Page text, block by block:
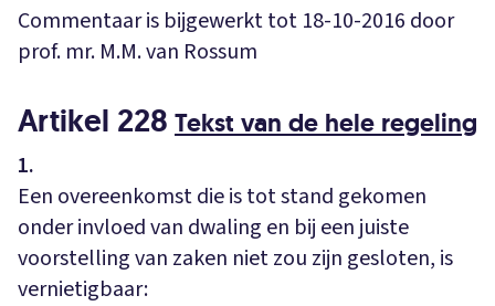
Commentaar is bijgewerkt tot 18-10-2016 door
prof. mr. M.M. van Rossum
Artikel 228 Tekst van de hele regeling
1.
Een overeenkomst die is tot stand gekomen
onder invloed van dwaling en bij een juiste
voorstelling van zaken niet zou zijn gesloten, is
vernietigbaar: